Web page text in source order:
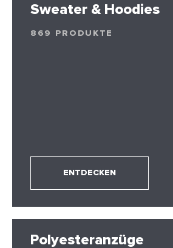
Sweater & Hoodies
869 PRODUKTE
ENTDECKEN
Polyesteranzüge